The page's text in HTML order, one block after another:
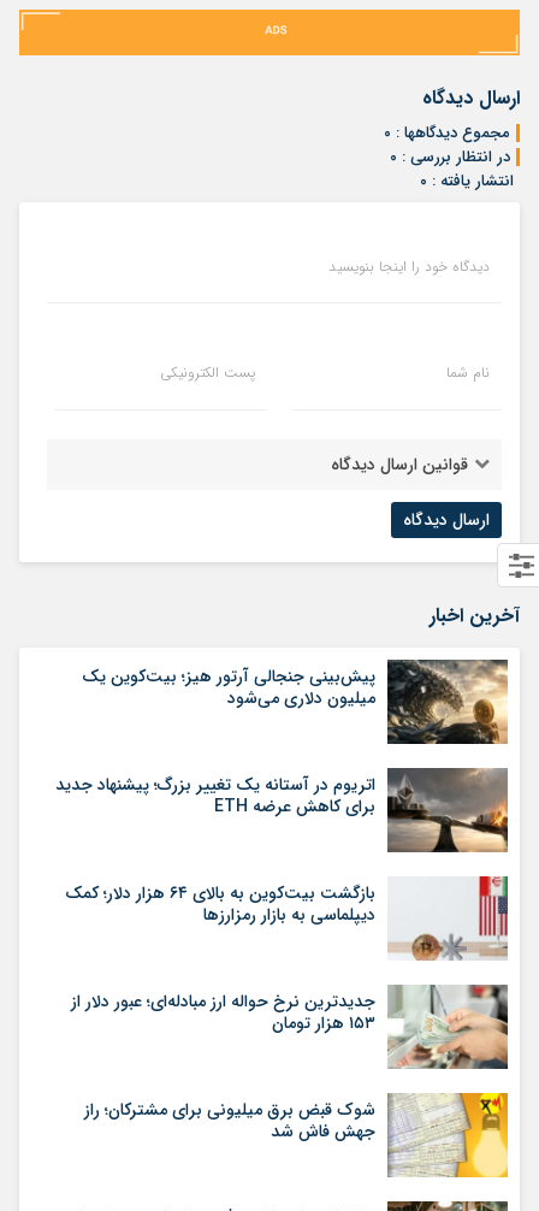
ارسال دیدگاه
مجموع دیدگاهها : ۰
در انتظار بررسی : ۰
انتشار یافته : ۰
دیدگاه خود را اینجا بنویسید
نام شما پست الکترونیکی
قوانین ارسال دیدگاه
آخرین اخبار
پیش‌بینی جنجالی آرتور هیز؛ بیت‌کوین یک
میلیون دلاری می‌شود
اتریوم در آستانه یک تغییر بزرگ؛ پیشنهاد جدید
برای کاهش عرضه ETH
بازگشت بیت‌کوین به بالای ۶۴ هزار دلار؛ کمک
دیپلماسی به بازار رمزارزها
جدیدترین نرخ حواله ارز مبادله‌ای؛ عبور دلار از
۱۵۳ هزار تومان
شوک قبض برق میلیونی برای مشترکان؛ راز
جهش فاش شد